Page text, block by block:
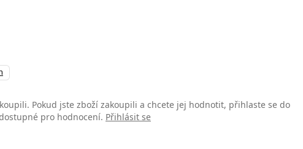
Pokud jste zboží zakoupili a chcete jej hodnotit, přihlaste se do
pro hodnocení. Přihlásit se